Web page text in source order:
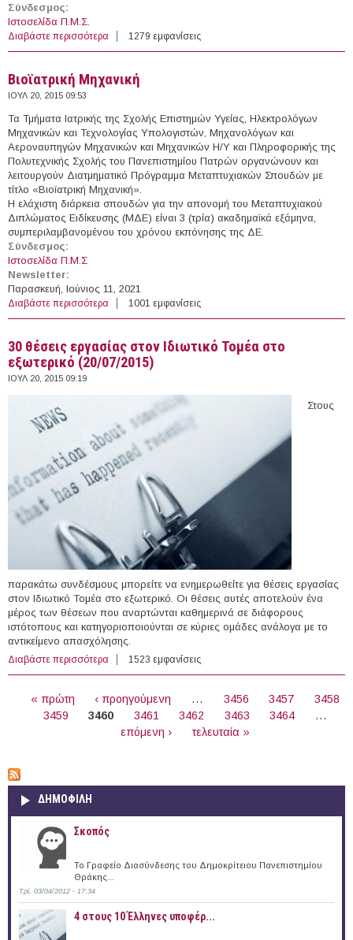
Σύνδεσμος:
Ιστοσελίδα Π.Μ.Σ.
Διαβάστε περισσότερα για Τοξικολογία
1279 εμφανίσεις
Βιοϊατρική Μηχανική
ΙΟΥΛ 20, 2015 09:53
Τα Τμήματα Ιατρικής της Σχολής Επιστημών Υγείας, Ηλεκτρολόγων
Μηχανικών και Τεχνολογίας Υπολογιστών, Μηχανολόγων και
Αεροναυπηγών Μηχανικών και Μηχανικών Η/Υ και Πληροφορικής της
Πολυτεχνικής Σχολής του Πανεπιστημίου Πατρών οργανώνουν και
λειτουργούν Διατμηματικό Πρόγραμμα Μεταπτυχιακών Σπουδών με
τίτλο «Βιοϊατρική Μηχανική».
Η ελάχιστη διάρκεια σπουδών για την απονομή του Μεταπτυχιακού
Διπλώματος Ειδίκευσης (ΜΔΕ) είναι 3 (τρία) ακαδημαϊκά εξάμηνα,
συμπεριλαμβανομένου του χρόνου εκπόνησης της ΔΕ.
Σύνδεσμος:
Ιστοσελίδα Π.Μ.Σ
Newsletter:
Παρασκευή, Ιούνιος 11, 2021
Διαβάστε περισσότερα για Βιοϊατρική Μηχανική
1001 εμφανίσεις
30 θέσεις εργασίας στον Ιδιωτικό Τομέα στο
εξωτερικό (20/07/2015)
ΙΟΥΛ 20, 2015 09:19
Στους
παρακάτω συνδέσμους μπορείτε να ενημερωθείτε για θέσεις εργασίας
στον Ιδιωτικό Τομέα στο εξωτερικό. Οι θέσεις αυτές αποτελούν ένα
μέρος των θέσεων που αναρτώνται καθημερινά σε διάφορους
ιστότοπους και κατηγοριοποιούνται σε κύριες ομάδες ανάλογα με το
αντικείμενο απασχόλησης.
Διαβάστε περισσότερα για 30 θέσεις εργασίας στον Ιδιωτικό Τομέα στο
εξωτερικό (20/07/2015)
1523 εμφανίσεις
« πρώτη ‹ προηγούμενη … 3456 3457
3458
3459
3460 3461 3462 3463 3464
…
επόμενη ›
τελευταία »
ΔΗΜΟΦΙΛΗ
Σκοπός
Το Γραφείο Διασύνδεσης του Δημοκρίτειου Πανεπιστημίου
Θράκης...
Τρί, 03/04/2012 - 17:34
4 στους 10 Έλληνες υποφέρ...